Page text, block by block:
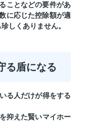
ことなどの要件があ
に応じた控除額が適
しくありません。
る盾になる
る人だけが得をする
抑えた賢いマイホー